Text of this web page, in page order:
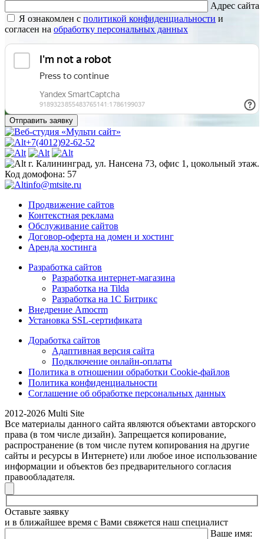
Адрес сайта
Я ознакомлен с политикой конфиденциальности и
согласен на обработку персональных данных
+7(4012)92-62-52
г. Калининград, ул. Нансена 73, офис 1, цокольный этаж.
Код домофона: 57
info@mtsite.ru
Продвижение сайтов
Контекстная реклама
Обслуживание сайтов
Договор-оферта на домен и хостинг
Аренда хостинга
Разработка сайтов
Разработка интернет-магазина
Разработка на Tilda
Разработка на 1С Битрикс
Внедрение Amocrm
Установка SSL-сертификата
Доработка сайтов
Адаптивная версия сайта
Подключение онлайн-оплаты
Политика в отношении обработки Cookie-файлов
Политика конфиденциальности
Соглашение об обработке персональных данных
2012-2026 Multi Site
Все материалы данного сайта являются объектами авторского
права (в том числе дизайн). Запрещается копирование,
распространение (в том числе путем копирования на другие
сайты и ресурсы в Интернете) или любое иное использование
информации и объектов без предварительного согласия
правообладателя.
Оставьте заявку
и в ближайшее время с Вами свяжется наш специалист
Ваше имя: